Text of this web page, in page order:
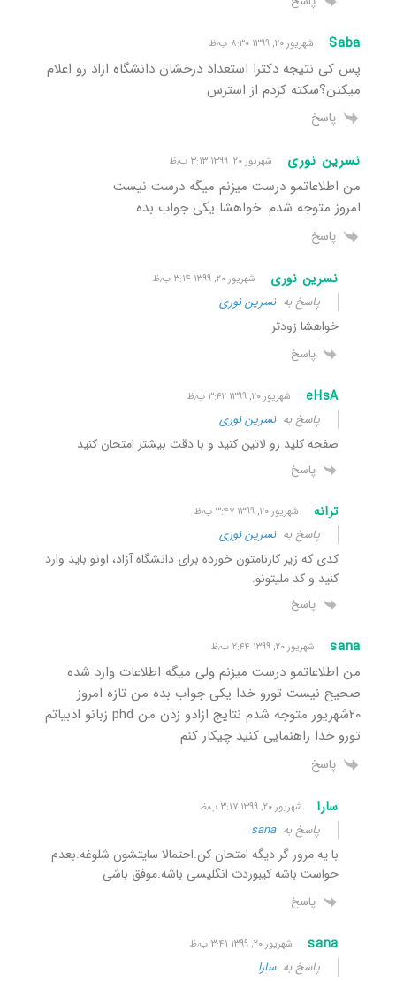
Saba شهریور ۲۰, ۱۳۹۹ ۸:۳۰ ب٫ظ
پس کی نتیجه دکترا استعداد درخشان دانشگاه ازاد رو اعلام
میکنن؟سکته کردم از استرس
پاسخ
نسرین نوری شهریور ۲۰, ۱۳۹۹ ۳:۱۳ ب٫ظ
من اطلاعاتمو درست میزنم میگه درست نیست
امروز متوجه شدم…خواهشا یکی جواب بده
پاسخ
نسرین نوری شهریور ۲۰, ۱۳۹۹ ۳:۱۴ ب٫ظ
پاسخ بهنسرین نوری
خواهشا زودتر
پاسخ
eHsA شهریور ۲۰, ۱۳۹۹ ۳:۴۲ ب٫ظ
پاسخ بهنسرین نوری
صفحه کلید رو لاتین کنید و با دقت بیشتر امتحان کنید
پاسخ
ترانه شهریور ۲۰, ۱۳۹۹ ۳:۴۷ ب٫ظ
پاسخ بهنسرین نوری
کدی که زیر کارنامتون خورده برای دانشگاه آزاد، اونو باید وارد
کنید و کد ملیتونو.
پاسخ
sana شهریور ۲۰, ۱۳۹۹ ۲:۴۴ ب٫ظ
من اطلاعاتمو درست میزنم ولی میگه اطلاعات وارد شده
صحیح نیست تورو خدا یکی جواب بده من تازه امروز
٢٠شهریور متوجه شدم نتایج ازادو زدن من phd زبانو ادبیاتم
تورو خدا راهنمایی کنید چیکار کنم
پاسخ
سارا شهریور ۲۰, ۱۳۹۹ ۳:۱۷ ب٫ظ
پاسخ بهsana
با یه مرور گر دیگه امتحان کن.احتمالا سایتشون شلوغه.بعدم
حواست باشه کیبوردت انگلیسی باشه.موفق باشی
پاسخ
sana شهریور ۲۰, ۱۳۹۹ ۳:۴۱ ب٫ظ
پاسخ بهسارا